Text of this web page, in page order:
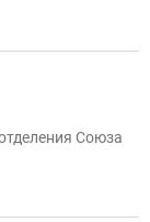
Союза